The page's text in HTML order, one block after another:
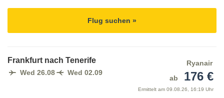
Flug suchen »
Frankfurt nach Tenerife
Wed 26.08 Wed 02.09
Ryanair
ab
176 €
Ermittelt am 09.08.26, 16:19 Uhr